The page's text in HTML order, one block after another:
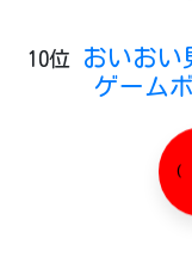
10位
おいおい
ゲーム
(